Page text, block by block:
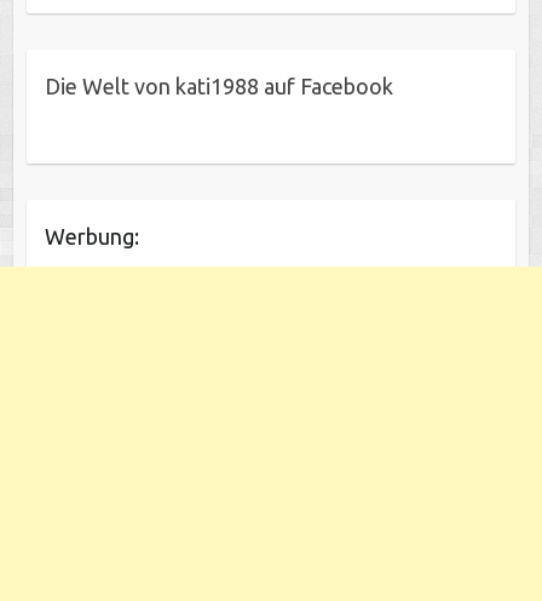
Die Welt von kati1988 auf Facebook
Werbung: